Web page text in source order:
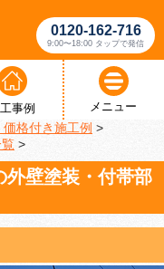
0120-162-716
9:00〜18:00 タップで発信
事例 メニュー
格付き施工例 >
>
外壁塗装・付帯部